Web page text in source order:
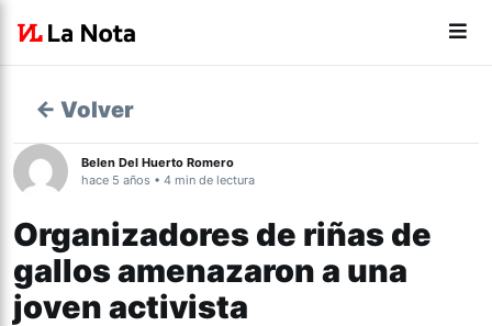
← Volver
Belen Del Huerto Romero
hace 5 años • 4 min de lectura
Organizadores de riñas de
gallos amenazaron a una
joven activista